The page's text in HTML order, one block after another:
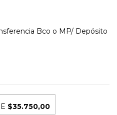
Bco o MP/ Depósito
$35.750,00